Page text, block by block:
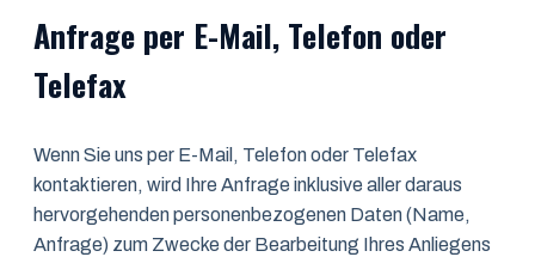
Anfrage per E-Mail, Telefon oder
Telefax
Wenn Sie uns per E-Mail, Telefon oder Telefax
kontaktieren, wird Ihre Anfrage inklusive aller daraus
hervorgehenden personenbezogenen Daten (Name,
Anfrage) zum Zwecke der Bearbeitung Ihres Anliegens